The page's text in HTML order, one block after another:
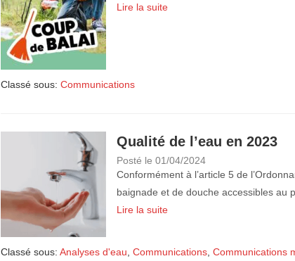
Lire la suite
Classé sous:Communications
Qualité de l’eau en 2023
Posté le01/04/2024
Conformément à l’article 5 de
baignade et de douche accessibles au
Lire la suite
Classé sous:Analyses d'eau,Communications,Communications